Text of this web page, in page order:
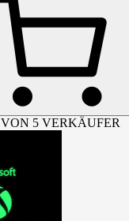
5 VERKÄUFER